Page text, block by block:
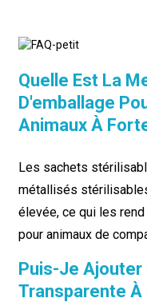
Quelle Est La
D'emballage
Animaux À
Les sachets
métallisés
élevée, ce qui les
pour animaux de
Puis-Je Ajouter
Transparente